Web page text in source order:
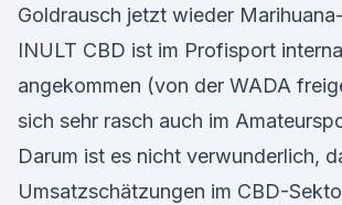
Goldrausch jetzt wieder
INULT CBD ist im Profisport
angekommen (von der WADA
sich sehr rasch auch im
Darum ist es nicht verwunderlich,
Umsatzschätzungen im CBD-